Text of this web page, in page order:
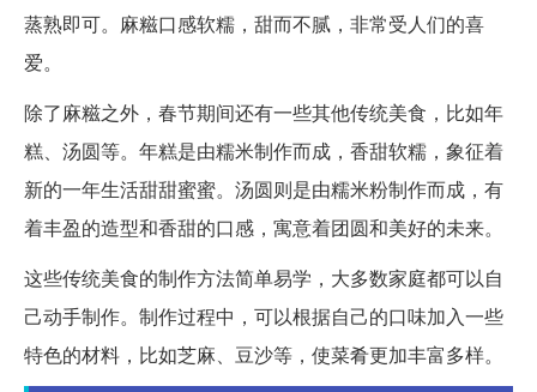
蒸熟即可。麻糍口感软糯，甜而不腻，非常受人们的喜
爱。
除了麻糍之外，春节期间还有一些其他传统美食，比如年
糕、汤圆等。年糕是由糯米制作而成，香甜软糯，象征着
新的一年生活甜甜蜜蜜。汤圆则是由糯米粉制作而成，有
着丰盈的造型和香甜的口感，寓意着团圆和美好的未来。
这些传统美食的制作方法简单易学，大多数家庭都可以自
己动手制作。制作过程中，可以根据自己的口味加入一些
特色的材料，比如芝麻、豆沙等，使菜肴更加丰富多样。